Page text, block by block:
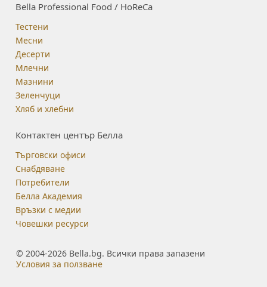
Bella Professional Food / HoReCa
Тестени
Месни
Десерти
Млечни
Мазнини
Зеленчуци
Хляб и хлебни
Контактен център Белла
Търговски офиси
Снабдяване
Потребители
Белла Академия
Връзки с медии
Човешки ресурси
© 2004-2026 Bella.bg. Всички права запазени
Условия за ползване